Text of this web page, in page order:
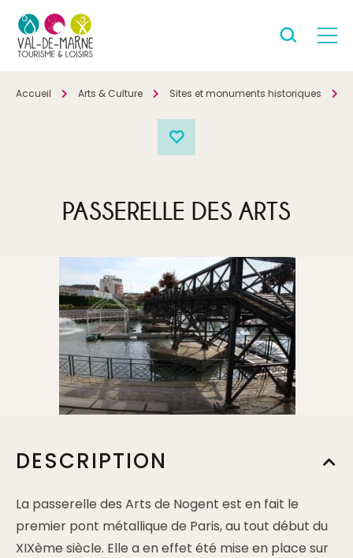
Accueil Arts & Culture Sites et monuments historiques
PASSERELLE DES ARTS
DESCRIPTION
La passerelle des Arts de Nogent est en fait le
premier pont métallique de Paris, au tout début du
XIXème siècle. Elle a en effet été mise en place sur